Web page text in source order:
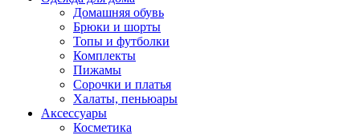
Домашняя обувь
Брюки и шорты
Топы и футболки
Комплекты
Пижамы
Сорочки и платья
Халаты, пеньюары
Аксессуары
Косметика